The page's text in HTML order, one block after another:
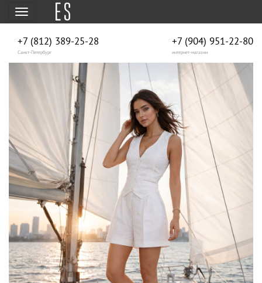
Меню
+7 (812) 389-25-28
Санкт-Петербург
+7 (904) 951‑22‑80
интернет-магазин